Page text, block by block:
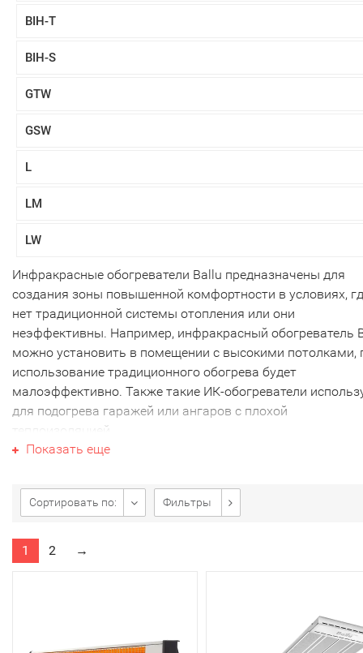
BIH-T
BIH-S
GTW
GSW
L
LM
LW
Инфракрасные обогреватели Ballu предназначены для
создания зоны повышенной комфортности в условиях,
нет традиционной системы отопления или они
неэффективны. Например, инфракрасный обогреватель
можно установить в помещении с высокими потолками,
использование традиционного обогрева будет
малоэффективно. Также такие ИК-обогреватели
для подогрева гаражей или ангаров с плохой
теплоизоляцией.
солнечного тепла. Такой электрообогерватель греет не
воздух, а поверхности или предметы. Конечно,
воздуха в комнате также постепенно поднимается за
отражения тепла от прогретых предметов. Однако
Задача инфракрасного обогревателя Ballu - создать
Показать еще
Сортировать по: Фильтры
1 2 →